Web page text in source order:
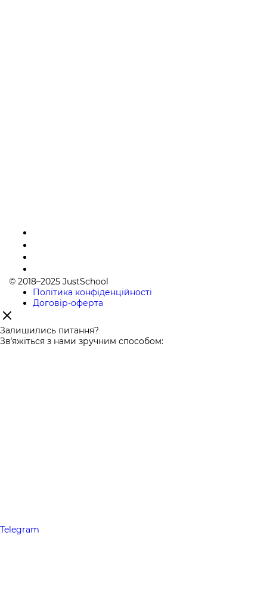
© 2018–2025 JustSchool
Політика конфіденційності
Договір-оферта
Залишились питання?
Звʼяжіться з нами зручним способом:
Telegram